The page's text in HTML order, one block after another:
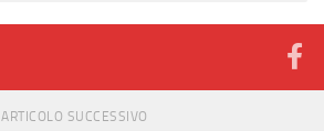
ARTICOLO SUCCESSIVO